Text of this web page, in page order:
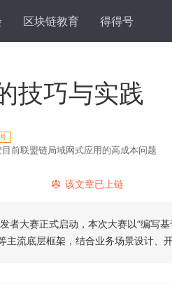
区块链教育 得得号
技巧与实践
前联盟链局域网式应用的高成本问题
该文章已上链
者大赛正式启动，本次大赛以“编写
主流底层框架，结合业务场景设计、